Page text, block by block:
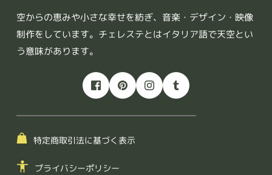
空からの恵みや小さな幸せを紡ぎ、音楽・デザイン・映像
制作をしています。チェレステとはイタリア語で天空とい
う意味があります。
特定商取引法に基づく表示
プライバシーポリシー